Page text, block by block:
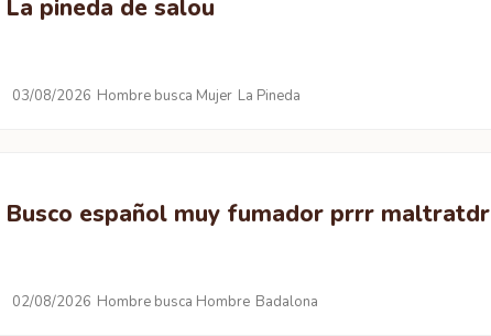
La pineda de salou
03/08/2026 Hombre busca Mujer La Pineda
Busco español muy fumador prrr maltratdr
02/08/2026 Hombre busca Hombre Badalona